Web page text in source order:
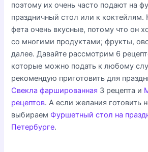
поэтому их очень часто подают на
праздничный стол или к коктейлям.
фета очень вкусные, потому что он
со многими продуктами; фрукты,
далее. Давайте рассмотрим 6
которые можно подать к любому
рекомендую приготовить для
Свекла фаршированная 3 рецепта и
рецептов. А если желания готовить
выбираем Фуршетный стол на
Петербурге.